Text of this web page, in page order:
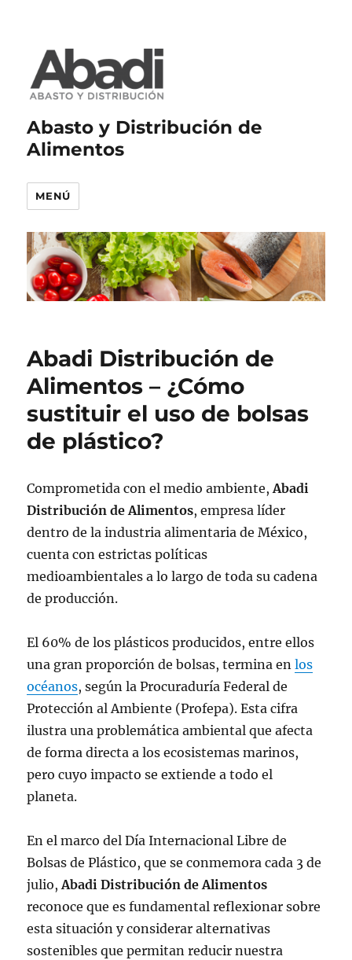
Abasto y Distribución de
Alimentos
MENÚ
Abadi Distribución de
Alimentos – ¿Cómo
sustituir el uso de bolsas
de plástico?
Comprometida con el medio ambiente,Abadi
Distribución de Alimentos, empresa líder
dentro de la industria alimentaria de México,
cuenta con estrictas políticas
medioambientales a lo largo de toda su cadena
de producción.
El 60% de los plásticos producidos, entre ellos
una gran proporción de bolsas, termina enlos
océanos, según la Procuraduría Federal de
Protección al Ambiente (Profepa). Esta cifra
ilustra una problemática ambiental que afecta
de forma directa a los ecosistemas marinos,
pero cuyo impacto se extiende a todo el
planeta.
En el marco del Día Internacional Libre de
Bolsas de Plástico, que se conmemora cada 3 de
julio,Abadi Distribución de Alimentos
reconoce que es fundamental reflexionar sobre
esta situación y considerar alternativas
sostenibles que permitan reducir nuestra